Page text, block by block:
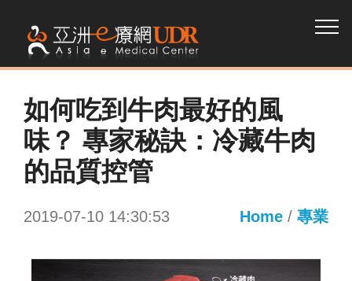
如何吃到牛肉最好的風
味？ 專家秘訣：冷藏牛肉
的品質控管
2019-07-10 14:30:53 Home / 專業